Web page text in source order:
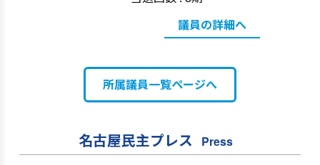
議員の詳細へ
所属議員一覧ページへ
名古屋民主プレス Press